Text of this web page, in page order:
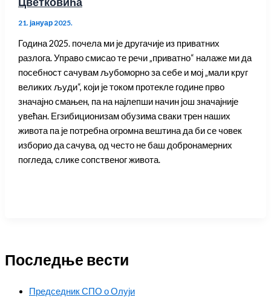
21. јануар 2025.
Година 2025. почела ми је другачије из приватних
разлога. Управо смисао те речи „приватно“ налаже ми да
посебност сачувам љубоморно за себе и мој „мали круг
великих људи“, који је током протекле године прво
значајно смањен, па на најлепши начин још значајније
увећан. Егзибиционизам обузима сваки трен наших
живота па је потребна огромна вештина да би се човек
изборио да сачува, од често не баш добронамерних
погледа, слике сопственог живота.
Последње вести
Председник СПО о Олуји